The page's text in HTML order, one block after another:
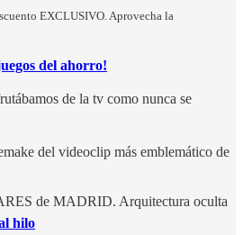
EXCLUSIVO. Aprovecha la
del ahorro!
de la tv como nunca se
del videoclip más emblemático de
de MADRID. Arquitectura oculta
hilo